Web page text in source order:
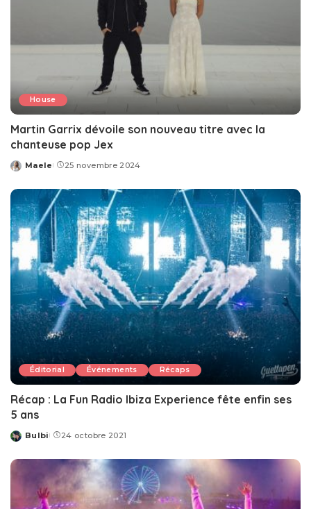
House
Martin Garrix dévoile son nouveau titre avec la
chanteuse pop Jex
Posted
Maele 25 novembre 2024
Éditorial Événements Récaps
Récap : La Fun Radio Ibiza Experience fête enfin ses
5 ans
Posted
Bulbi 24 octobre 2021